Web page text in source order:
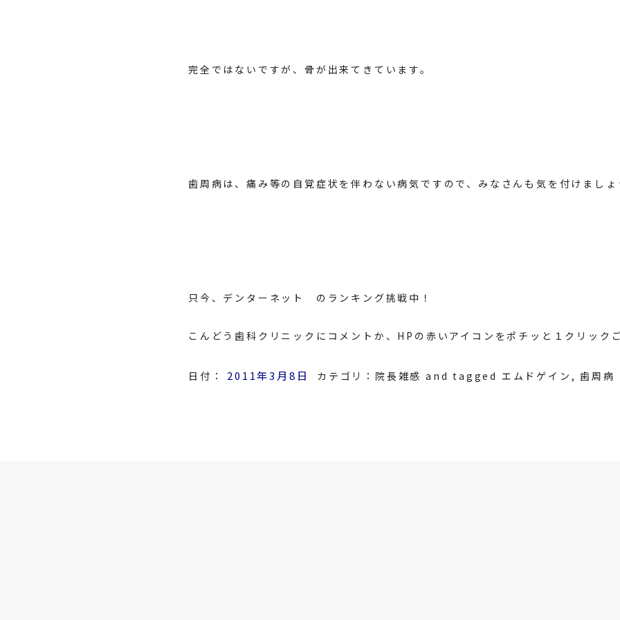
完全ではないですが、骨が出来てきています。
歯周病は、痛み等の自覚症状を伴わない病気ですので、みなさんも気を付けまし
只今、 デンターネット のランキング挑戦中！
こんどう歯科クリニックにコメントか、HPの赤いアイコンをポチッと１クリック
日付： 2011年3月8日 カテゴリ： 院長雑感 and tagged エムドゲイン ,歯周病